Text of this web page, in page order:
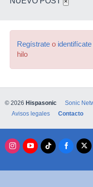
Regístrate o identifícate
hilo
© 2026 Hispasonic Sonic
Avisos legales
Contacto